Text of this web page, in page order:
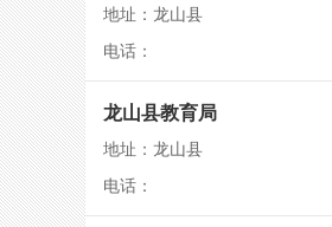
地址：龙山县
电话：
龙山县教育局
地址：龙山县
电话：